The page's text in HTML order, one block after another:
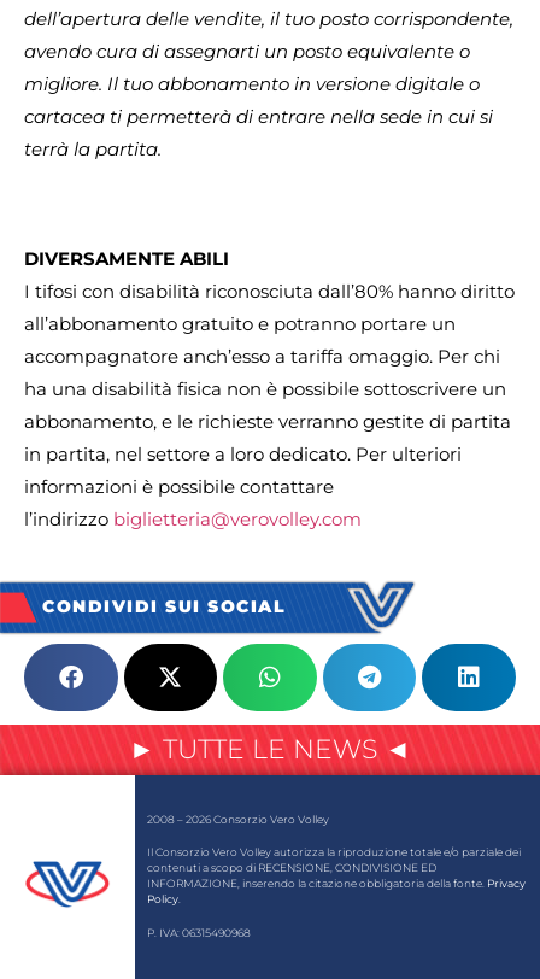
dell’apertura delle vendite, il tuo posto corrispondente,
avendo cura di assegnarti un posto equivalente o
migliore. Il tuo abbonamento in versione digitale o
cartacea ti permetterà di entrare nella sede in cui si
terrà la partita.
DIVERSAMENTE ABILI
I tifosi con disabilità riconosciuta dall’80% hanno diritto
all’abbonamento gratuito e potranno portare un
accompagnatore anch’esso a tariffa omaggio. Per chi
ha una disabilità fisica non è possibile sottoscrivere un
abbonamento, e le richieste verranno gestite di partita
in partita, nel settore a loro dedicato. Per ulteriori
informazioni è possibile contattare
l’indirizzo biglietteria@verovolley.com
CONDIVIDI SUI SOCIAL
► TUTTE LE NEWS ◄
2008 – 2026 Consorzio Vero Volley
Il Consorzio Vero Volley autorizza la riproduzione totale e/o parziale dei
contenuti a scopo di RECENSIONE, CONDIVISIONE ED
INFORMAZIONE, inserendo la citazione obbligatoria della fonte. Privacy
Policy
P. IVA: 06315490968